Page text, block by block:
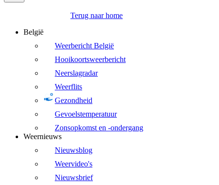
Terug naar home
België
Weerbericht België
Hooikoortsweerbericht
Neerslagradar
Weerflits
Gezondheid
Gevoelstemperatuur
Zonsopkomst en -ondergang
Weernieuws
Nieuwsblog
Weervideo's
Nieuwsbrief